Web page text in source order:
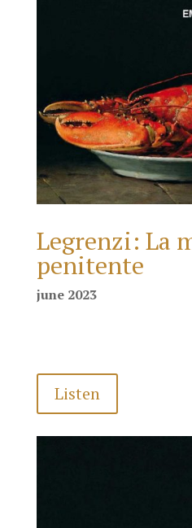
Legrenzi: La
penitente
june 2023
Listen